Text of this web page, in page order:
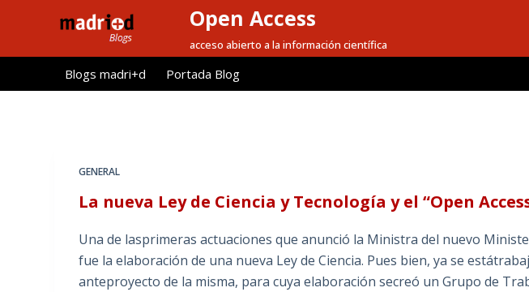
l
Open Access
acceso abierto a la información científica
Blogs madri+d Portada Blog
GENERAL
La nueva Ley de Ciencia y Tecnología y el “Open
Una de lasprimeras actuaciones que anunció la Ministra del nuevo
fue la elaboración de una nueva Ley de Ciencia. Pues bien, ya se
anteproyecto de la misma, para cuya elaboración secreó un Grupo de